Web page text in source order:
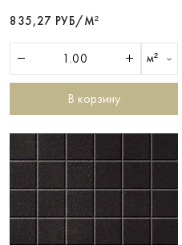
835,27 РУБ/М²
м²
В корзину